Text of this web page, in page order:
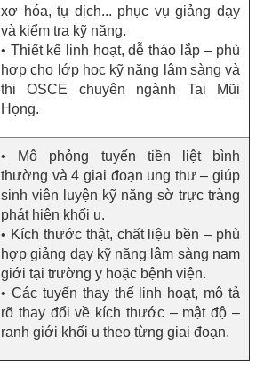
xơ hóa, tụ dịch... phục vụ giảng dạy
và kiểm tra kỹ năng.
• Thiết kế linh hoạt, dễ tháo lắp – phù
hợp cho lớp học kỹ năng lâm sàng và
thi OSCE chuyên ngành Tai Mũi
Họng.
• Mô phỏng tuyến tiền liệt bình
thường và 4 giai đoạn ung thư – giúp
sinh viên luyện kỹ năng sờ trực tràng
phát hiện khối u.
• Kích thước thật, chất liệu bền – phù
hợp giảng dạy kỹ năng lâm sàng nam
giới tại trường y hoặc bệnh viện.
• Các tuyến thay thế linh hoạt, mô tả
rõ thay đổi về kích thước – mật độ –
ranh giới khối u theo từng giai đoạn.